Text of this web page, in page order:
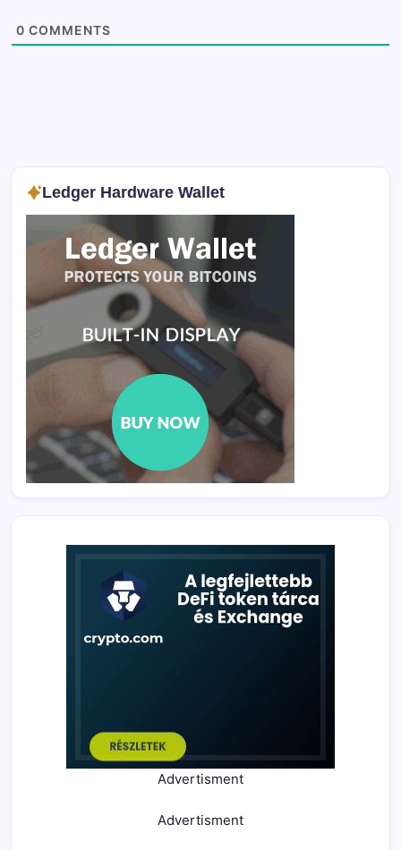
0 COMMENTS
Ledger Hardware Wallet
Advertisment
Advertisment